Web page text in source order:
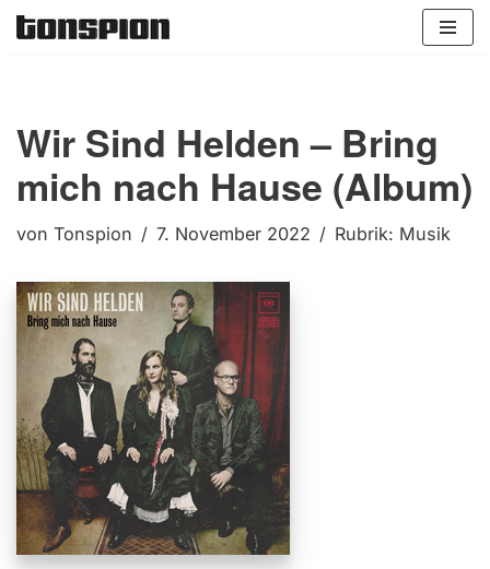
Wir Sind Helden – Bring
mich nach Hause (Album)
von Tonspion 7. November 2022 Rubrik: Musik